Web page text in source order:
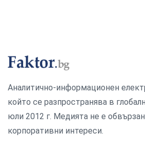
Аналитично-информационен
който се разпространява в
юли 2012 г. Медията не е
корпоративни интереси.